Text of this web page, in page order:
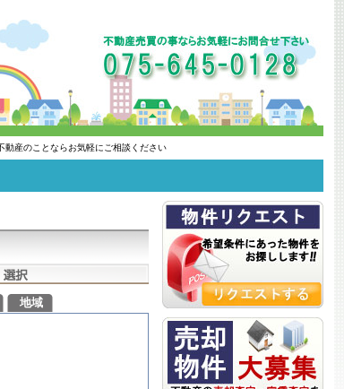
産のことならお気軽にご相談ください
地域